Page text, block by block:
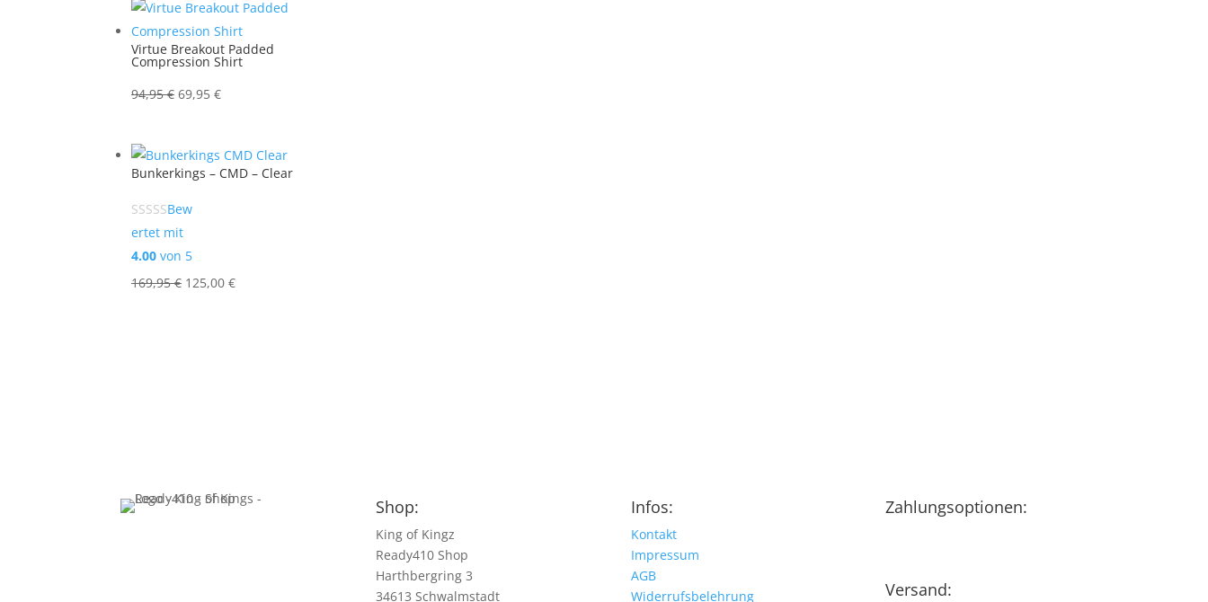
Virtue Breakout Padded
Compression Shirt
94,95€ Ursprünglicher
94,95 €
69,95 €Aktueller
69,95 €.
Bunkerkings – CMD – Clear
Bew
ertet mit
4.00 von 5
169,95€ Ursprünglicher
125,00 €Aktueller
Shop:
King of Kingz
Ready410 Shop
Harthbergring 3
34613 Schwalmstadt
Infos:
Kontakt
Impressum
AGB
Widerrufsbelehrung
Zahlungsoptionen:
Versand: